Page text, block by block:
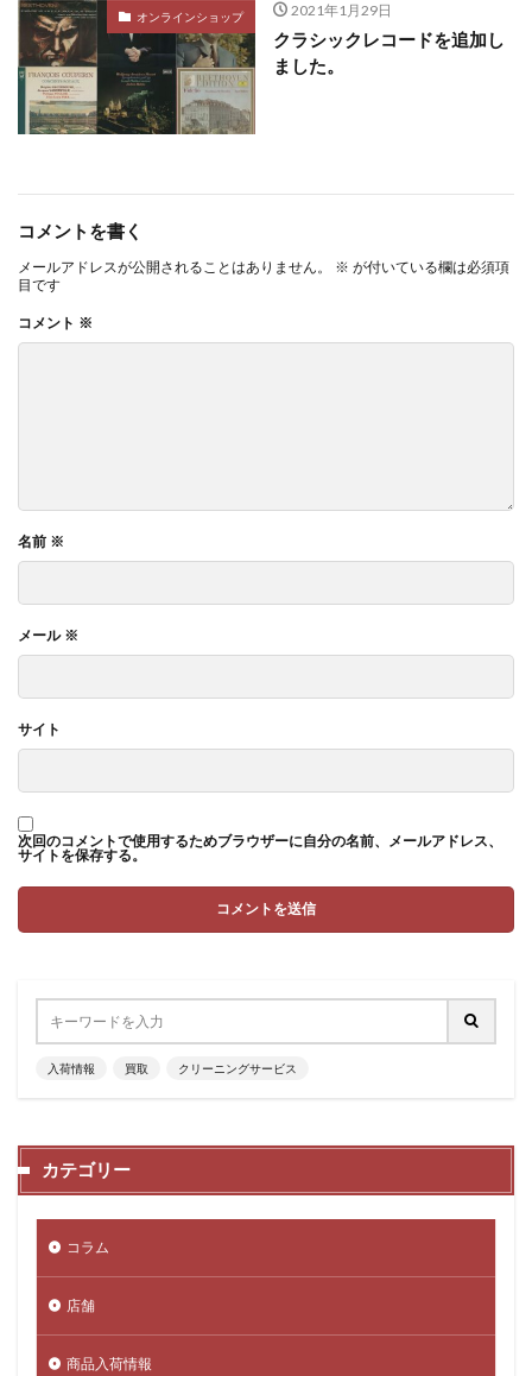
オンラインショップ 2021年1月29日
クラシックレコードを追加し
ました。
コメントを書く
メールアドレスが公開されることはありません。 ※ が付いている欄は必須項
目です
コメント ※
名前 ※
メール ※
サイト
次回のコメントで使用するためブラウザーに自分の名前、メールアドレス、
サイトを保存する。
入荷情報 買取 クリーニングサービス
カテゴリー
コラム
店舗
商品入荷情報